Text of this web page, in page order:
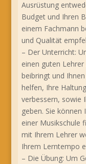
Ausrüstung
Budget und Ihren
einem Fachmann
und Qualität
– Der Unterricht:
einen guten
beibringt und
helfen, Ihre
verbessern, sowie
geben. Sie
einer Musikschule
mit Ihrem Lehrer
Ihrem Lerntempo
– Die Übung: Um